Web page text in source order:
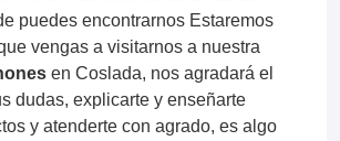
puedes encontrarnos Estaremos
vengas a visitarnos a nuestra
en Coslada, nos agradará el
dudas, explicarte y enseñarte
y atenderte con agrado, es algo